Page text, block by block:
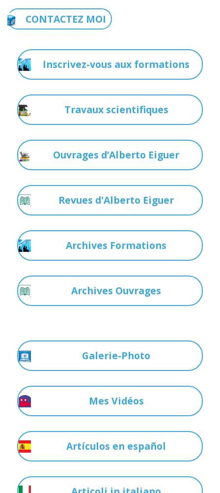
CONTACTEZ MOI
Inscrivez-vous aux formations
Travaux scientifiques
Ouvrages d’Alberto Eiguer
Revues d'Alberto Eiguer
Archives Formations
Archives Ouvrages
Galerie-Photo
Mes Vidéos
Artículos en español